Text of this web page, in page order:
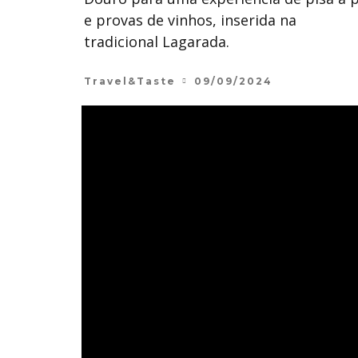
e provas de vinhos, inserida na
tradicional Lagarada.
Travel&Taste 09/09/2024